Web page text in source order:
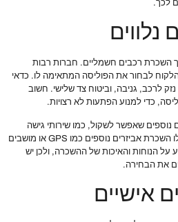
לכך.
נלווים
השכרת רכבים חשמליים. חברות רבות
הלקוח לבחור את הפוליסה המתאימה לו. כדאי
לרכב, גניבה, וביטוח צד שלישי. חשוב
כדי למנוע הפתעות לא רצויות.
נוספים שאפשר לשקול, כמו שירותי גישה
למוקדי טעינה, שירותי דרך, או אפילו השכרת אביזרים נוספים כמו GPS או מושבים
על הנוחות והאיכות של ההשכרה, ולכן יש
את הבחירה.
אישיים